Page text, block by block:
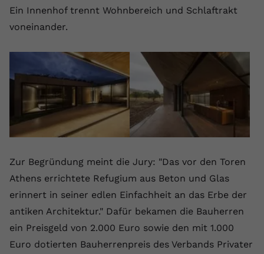
Ein Innenhof trennt Wohnbereich und Schlaftrakt
voneinander.
Zur Begründung meint die Jury: "Das vor den Toren
Athens errichtete Refugium aus Beton und Glas
erinnert in seiner edlen Einfachheit an das Erbe der
antiken Architektur." Dafür bekamen die Bauherren
ein Preisgeld von 2.000 Euro sowie den mit 1.000
Euro dotierten Bauherrenpreis des Verbands Privater